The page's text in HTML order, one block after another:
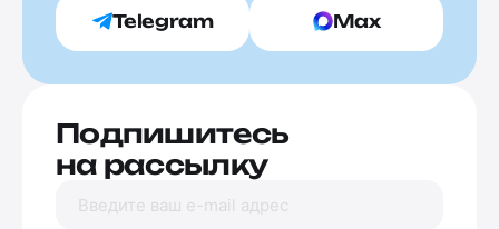
Telegram Max
Подпишитесь
на рассылку